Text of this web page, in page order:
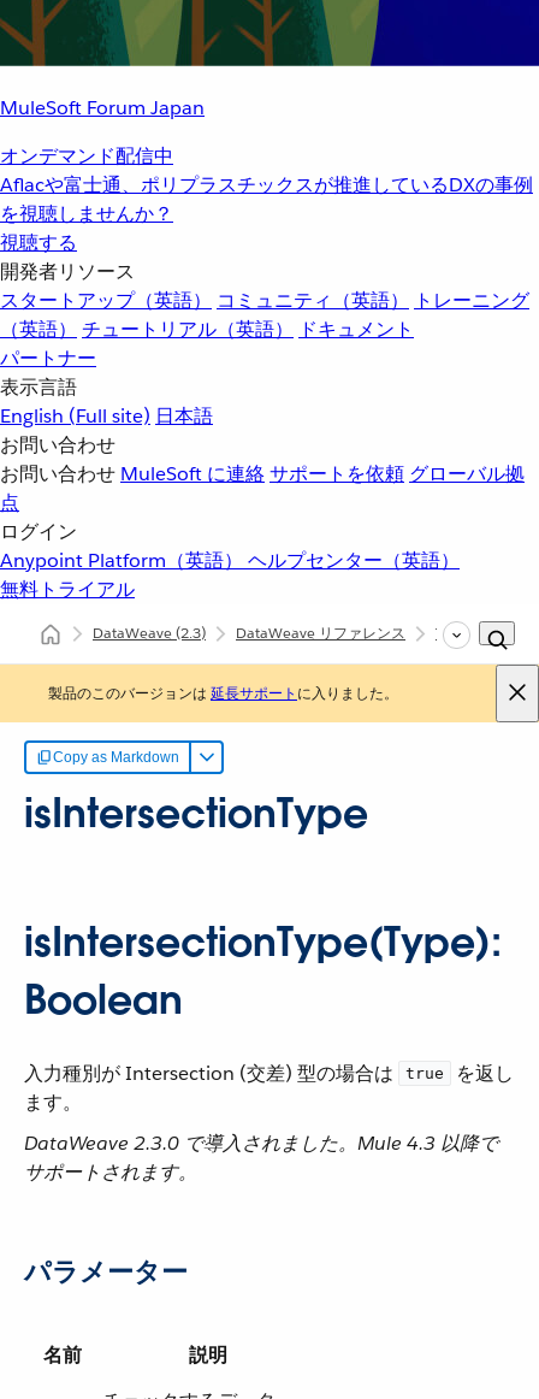
MuleSoft Forum Japan
オンデマンド配信中
Aflacや富士通、ポリプラスチックスが推進しているDXの事例
を視聴しませんか？
視聴する
開発者リソース
スタートアップ（英語）
コミュニティ（英語）
トレーニング
（英語）
チュートリアル（英語）
ドキュメント
パートナー
表示言語
English (Full site) 日本語
お問い合わせ
お問い合わせ MuleSoft に連絡サポートを依頼 グローバル拠
点
ログイン
Anypoint Platform（英語） ヘルプセンター（英語）
無料トライアル
DataWeave(2.3) DataWeave リファレンス Types
製品のこのバージョンは 延長サポート に入りました。
Copy as Markdown
isIntersectionType
isIntersectionType(Type):
Boolean
入力種別が Intersection (交差) 型の場合は ​ true
​ を返し
ます。
DataWeave 2.3.0 で導入されました。Mule 4.3 以降で
サポートされます。
パラメーター
名前
説明